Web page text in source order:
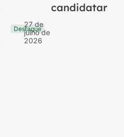
Destaque
27 de
julho de
2026
candidatar